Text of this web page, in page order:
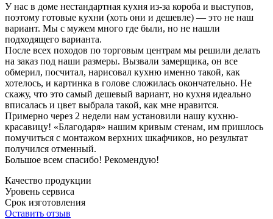
У нас в доме нестандартная кухня из-за короба и выступов,
поэтому готовые кухни (хоть они и дешевле) — это не наш
вариант. Мы с мужем много где были, но не нашли
подходящего варианта.
После всех походов по торговым центрам мы решили делать
на заказ под наши размеры. Вызвали замерщика, он все
обмерил, посчитал, нарисовал кухню именно такой, как
хотелось, и картинка в голове сложилась окончательно. Не
скажу, что это самый дешевый вариант, но кухня идеально
вписалась и цвет выбрала такой, как мне нравится.
Примерно через 2 недели нам установили нашу кухню-
красавицу! «Благодаря» нашим кривым стенам, им пришлось
помучиться с монтажом верхних шкафчиков, но результат
получился отменный.
Большое всем спасибо! Рекомендую!
Качество продукции
Уровень сервиса
Срок изготовления
Оставить отзыв